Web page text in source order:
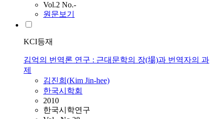
Vol.2 No.-
원문보기
KCI등재
김억의 번역론 연구 : 근대문학의 장(場)과 번역자의 과
제
김진희(Kim Jin-hee)
한국시학회
2010
한국시학연구